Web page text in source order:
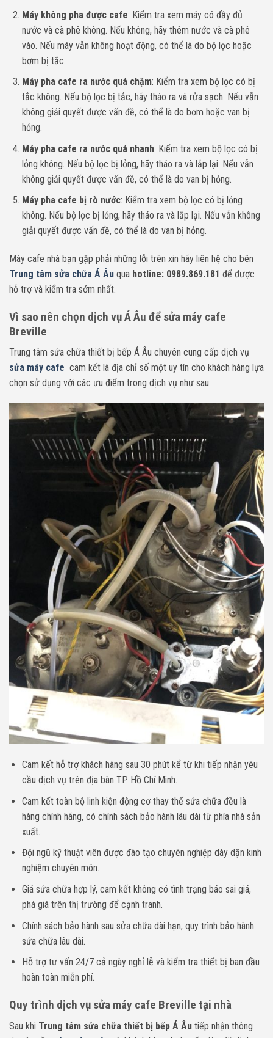
Máy không pha được cafe: Kiểm tra xem máy có đầy đủ
nước và cà phê không. Nếu không, hãy thêm nước và cà phê
vào. Nếu máy vẫn không hoạt động, có thể là do bộ lọc hoặc
bơm bị tắc.
Máy pha cafe ra nước quá chậm: Kiểm tra xem bộ lọc có bị
tắc không. Nếu bộ lọc bị tắc, hãy tháo ra và rửa sạch. Nếu vẫn
không giải quyết được vấn đề, có thể là do bơm hoặc van bị
hỏng.
Máy pha cafe ra nước quá nhanh: Kiểm tra xem bộ lọc có bị
lỏng không. Nếu bộ lọc bị lỏng, hãy tháo ra và lắp lại. Nếu vẫn
không giải quyết được vấn đề, có thể là do van bị hỏng.
Máy pha cafe bị rò nước: Kiểm tra xem bộ lọc có bị lỏng
không. Nếu bộ lọc bị lỏng, hãy tháo ra và lắp lại. Nếu vẫn không
giải quyết được vấn đề, có thể là do van bị hỏng.
Máy cafe nhà bạn gặp phải những lỗi trên xin hãy liên hệ cho bên
Trung tâm sửa chữa Á Âu qua hotline: 0989.869.181 để được
hỗ trợ và kiểm tra sớm nhất.
Vì sao nên chọn dịch vụ Á Âu để sửa máy cafe
Breville
Trung tâm sửa chữa thiết bị bếp Á Âu chuyên cung cấp dịch vụ
sửa máy cafe cam kết là địa chỉ số một uy tín cho khách hàng lựa
chọn sử dụng với các ưu điểm trong dịch vụ như sau:
Cam kết hỗ trợ khách hàng sau 30 phút kể từ khi tiếp nhận yêu
cầu dịch vụ trên địa bàn TP. Hồ Chí Minh.
Cam kết toàn bộ linh kiện động cơ thay thế sửa chữa đều là
hàng chính hãng, có chính sách bảo hành lâu dài từ phía nhà sản
xuất.
Đội ngũ kỹ thuật viên được đào tạo chuyên nghiệp dày dặn kinh
nghiệm chuyên môn.
Giá sửa chữa hợp lý, cam kết không có tình trạng báo sai giá,
phá giá trên thị trường để cạnh tranh.
Chính sách bảo hành sau sửa chữa dài hạn, quy trình bảo hành
sửa chữa lâu dài.
Hỗ trợ tư vấn 24/7 cả ngày nghỉ lễ và kiểm tra thiết bị ban đầu
hoàn toàn miễn phí.
Quy trình dịch vụ sửa máy cafe Breville tại nhà
Sau khi Trung tâm sửa chữa thiết bị bếp Á Âu tiếp nhận thông